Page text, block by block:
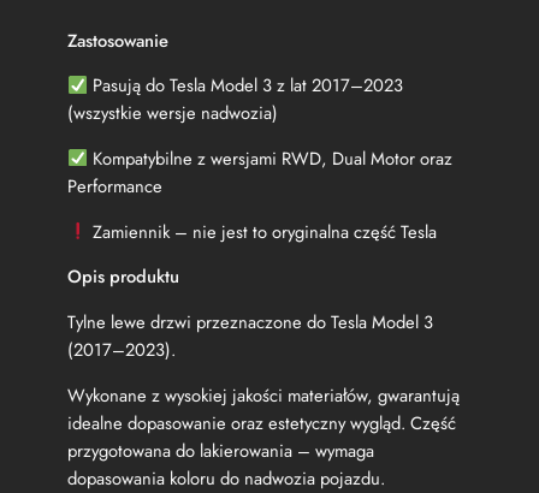
Zastosowanie
Pasują do Tesla Model 3 z lat 2017–2023
(wszystkie wersje nadwozia)
Kompatybilne z wersjami RWD, Dual Motor oraz
Performance
Zamiennik – nie jest to oryginalna część Tesla
Opis produktu
Tylne lewe drzwi przeznaczone do Tesla Model 3
(2017–2023).
Wykonane z wysokiej jakości materiałów, gwarantują
idealne dopasowanie oraz estetyczny wygląd. Część
przygotowana do lakierowania – wymaga
dopasowania koloru do nadwozia pojazdu.